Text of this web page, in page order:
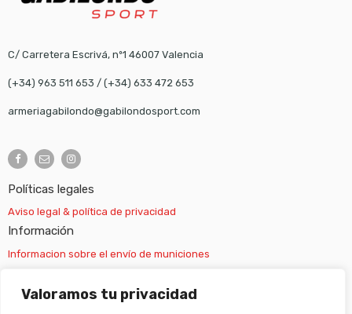
Valoramos tu privacidad
C/ Carretera Escrivá, nº1 46007 Valencia
(+34) 963 511 653 / (+34) 633 472 653
armeriagabilondo@gabilondosport.com
Políticas legales
Aviso legal & política de privacidad
Información
Informacion sobre el envío de municiones
Información sobre el envío de armas